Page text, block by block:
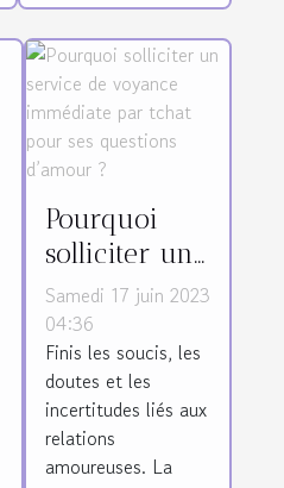
Pourquoi
solliciter un
service de
voyance
immédiate
par tchat
pour ses
questions
Samedi 17 juin 2023
04:36
Finis les soucis, les
doutes et les
incertitudes liés aux
relations
amoureuses. La